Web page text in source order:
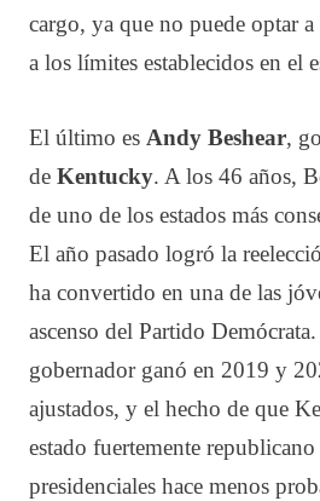
cargo, ya que no puede optar
a los límites establecidos en el
El último es Andy Beshear,
de Kentucky. A los 46 años,
de uno de los estados más
El año pasado logró la
ha convertido en una de las
ascenso del Partido
gobernador ganó en 2019 y
ajustados, y el hecho de que
estado fuertemente
presidenciales hace menos